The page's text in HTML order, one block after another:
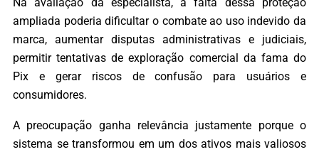
ampliada poderia dificultar o combate ao uso indevido da
marca, aumentar disputas administrativas e judiciais,
permitir tentativas de exploração comercial da fama do
Pix e gerar riscos de confusão para usuários e
consumidores.
A preocupação ganha relevância justamente porque o
sistema se transformou em um dos ativos mais valiosos